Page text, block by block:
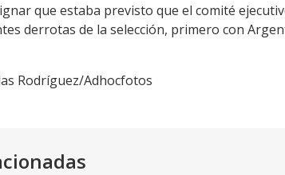
que estaba previsto que el comité
derrotas de la selección, primero con
Rodríguez/Adhocfotos